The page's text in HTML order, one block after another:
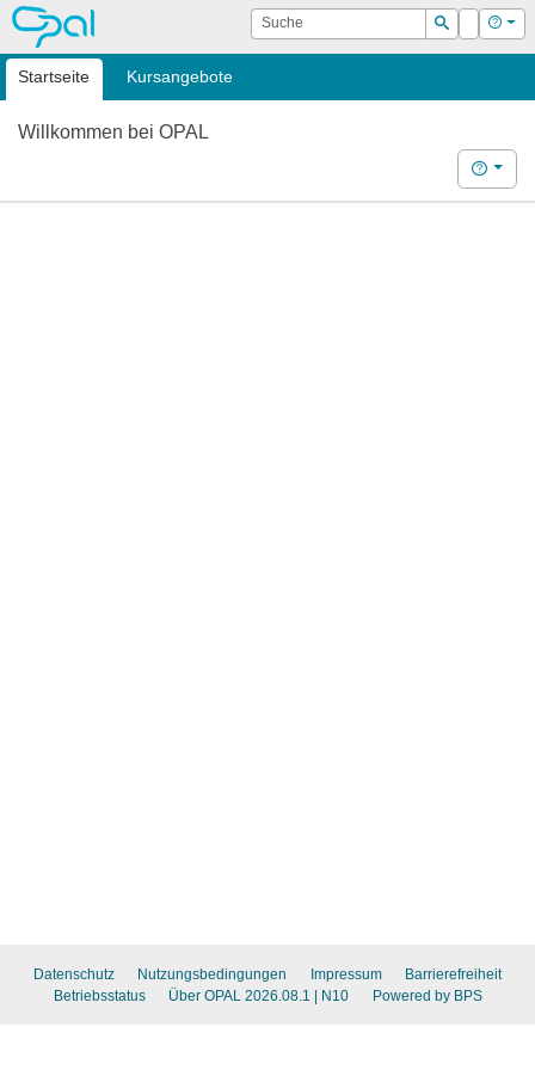
OPAL Suche
Suchen
Login Hilfe
Startseite Kursangebote
Willkommen bei OPAL
Hilfe
Datenschutz Nutzungsbedingungen Impressum
Barrierefreiheit
Betriebsstatus
Über OPAL 2026.08.1 | N10 Powered by BPS